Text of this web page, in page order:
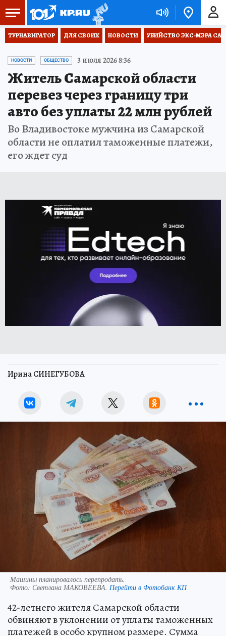
ТУРНАВИГАТОР ДЛЯ СВОИХ НОВОСТИ УБИЙСТВО ЭКС-МЭРА
НОВОСТИ ОБЩЕСТВО 3 июля 2026 8:36
Житель Самарской области
перевез через границу три
авто без уплаты 22 млн рублей
Во Владивостоке мужчина из Самарской
области не оплатил таможенные платежи,
его ждет суд
Ирина СИНЕГУБОВА
Машины планировалось перепродать.
Фото: Светлана МАКОВЕЕВА. Перейти в Фотобанк КП
42-летнего жителя Самарской области
обвиняют в уклонении от уплаты таможенных
платежей в особо крупном размере. Сумма